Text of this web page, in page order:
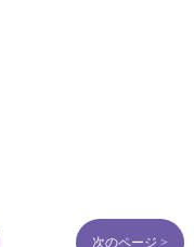
次のページ >